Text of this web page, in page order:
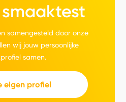
samengesteld door onze
wij jouw persoonlijke
samen.
eigen profiel